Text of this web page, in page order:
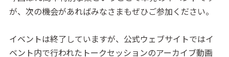
が、次の機会があればみなさまもぜひご参加ください。
イベントは終了していますが、公式ウェブサイトではイ
ベント内で行われたトークセッションのアーカイブ動画